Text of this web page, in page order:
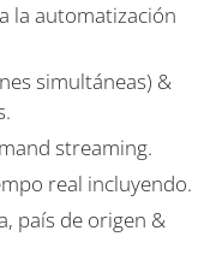
la automatización
simultáneas) &
streaming.
real incluyendo.
país de origen &